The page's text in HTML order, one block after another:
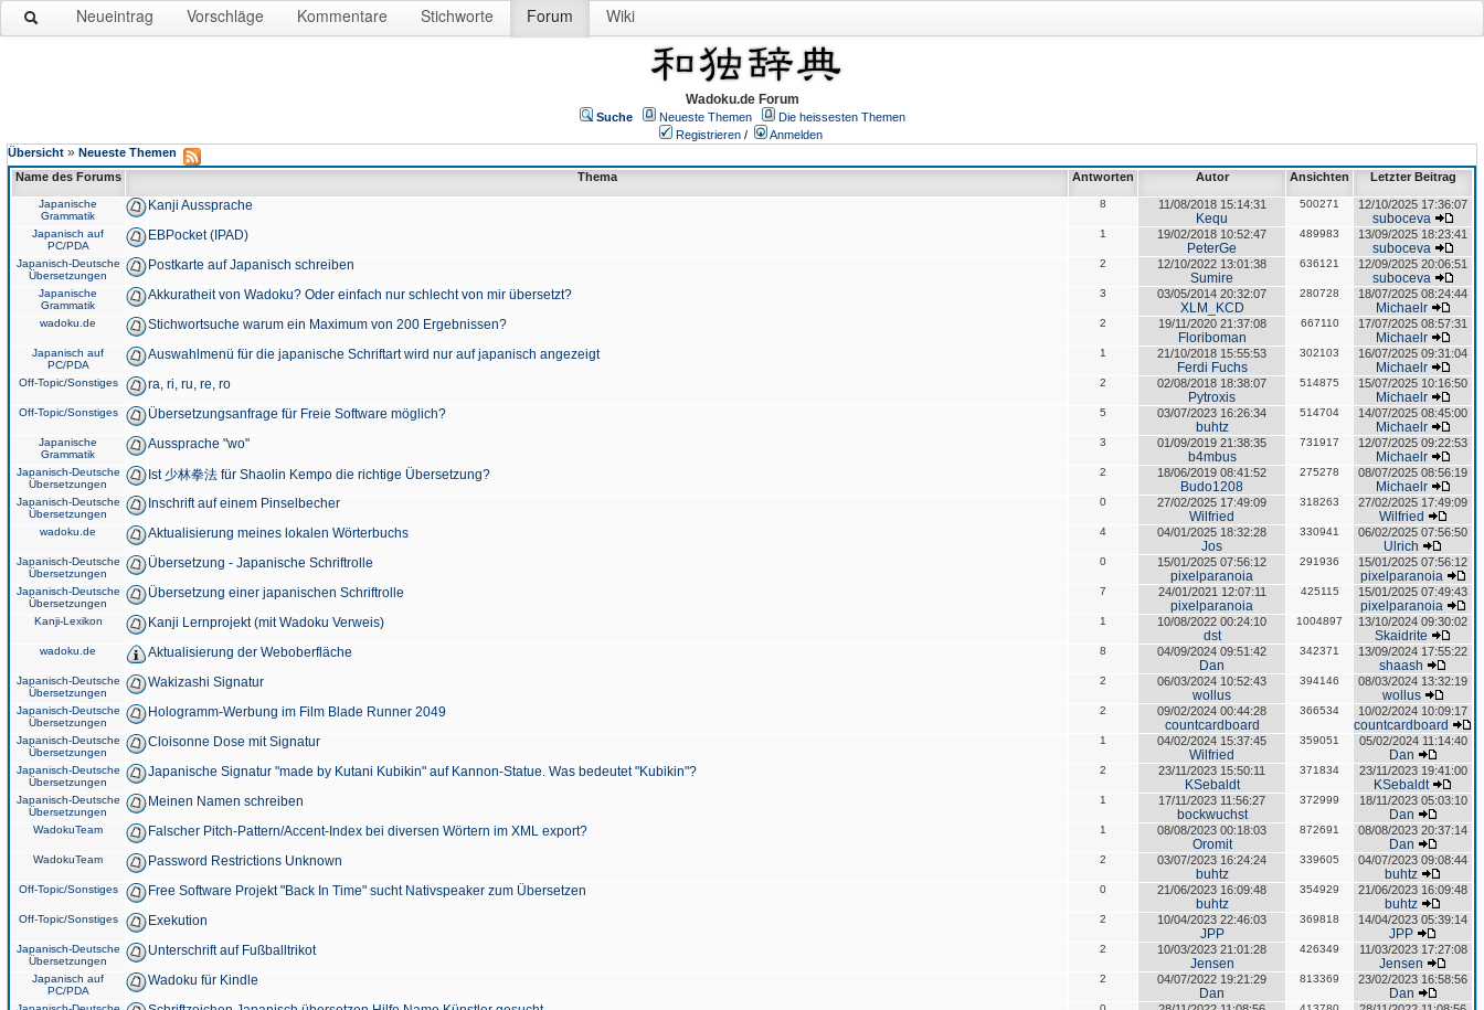
Neueintrag Vorschläge Kommentare Stichworte Forum Wiki
Wadoku.de Forum
Suche Neueste Themen
Die heissesten Themen
Registrieren /
Anmelden
Übersicht » Neueste Themen
Name des Forums
Thema Antworten Autor Ansichten Letzter Beitrag
Japanische
Grammatik
Kanji Aussprache 8 11/08/2018 15:14:31
Kequ
500271 12/10/2025 17:36:07
suboceva
Japanisch auf
PC/PDA
EBPocket (IPAD) 1 19/02/2018 10:52:47
PeterGe
489983 13/09/2025 18:23:41
suboceva
Japanisch-Deutsche
Übersetzungen
Postkarte auf Japanisch schreiben 2 12/10/2022 13:01:38
Sumire
636121 12/09/2025 20:06:51
suboceva
Japanische
Grammatik
Akkuratheit von Wadoku? Oder einfach nur schlecht von mir übersetzt? 3 03/05/2014 20:32:07
XLM_KCD
280728 18/07/2025 08:24:44
Michaelr
wadoku.de Stichwortsuche warum ein Maximum von 200 Ergebnissen? 2 19/11/2020 21:37:08
Floriboman
667110 17/07/2025 08:57:31
Michaelr
Japanisch auf
PC/PDA
Auswahlmenü für die japanische Schriftart wird nur auf japanisch angezeigt 1 21/10/2018 15:55:53
Ferdi Fuchs
302103 16/07/2025 09:31:04
Michaelr
Off-Topic/Sonstiges ra, ri, ru, re, ro 2 02/08/2018 18:38:07
Pytroxis
514875 15/07/2025 10:16:50
Michaelr
Off-Topic/Sonstiges Übersetzungsanfrage für Freie Software möglich? 5 03/07/2023 16:26:34
buhtz
514704 14/07/2025 08:45:00
Michaelr
Japanische
Grammatik
Aussprache "wo" 3 01/09/2019 21:38:35
b4mbus
731917 12/07/2025 09:22:53
Michaelr
Japanisch-Deutsche
Übersetzungen
Ist 少林拳法 für Shaolin Kempo die richtige Übersetzung? 2 18/06/2019 08:41:52
Budo1208
275278 08/07/2025 08:56:19
Michaelr
Japanisch-Deutsche
Übersetzungen
Inschrift auf einem Pinselbecher 0 27/02/2025 17:49:09
Wilfried
318263 27/02/2025 17:49:09
Wilfried
wadoku.de Aktualisierung meines lokalen Wörterbuchs 4 04/01/2025 18:32:28
Jos
330941 06/02/2025 07:56:50
Ulrich
Japanisch-Deutsche
Übersetzungen
Übersetzung - Japanische Schriftrolle 0 15/01/2025 07:56:12
pixelparanoia
291936 15/01/2025 07:56:12
pixelparanoia
Japanisch-Deutsche
Übersetzungen
Übersetzung einer japanischen Schriftrolle 7 24/01/2021 12:07:11
pixelparanoia
425115 15/01/2025 07:49:43
pixelparanoia
Kanji-Lexikon Kanji Lernprojekt (mit Wadoku Verweis) 1 10/08/2022 00:24:10
dst
1004897 13/10/2024 09:30:02
Skaidrite
wadoku.de Aktualisierung der Weboberfläche 8 04/09/2024 09:51:42
Dan
342371 13/09/2024 17:55:22
shaash
Japanisch-Deutsche
Übersetzungen
Wakizashi Signatur 2 06/03/2024 10:52:43
wollus
394146 08/03/2024 13:32:19
wollus
Japanisch-Deutsche
Übersetzungen
Hologramm-Werbung im Film Blade Runner 2049 2 09/02/2024 00:44:28
countcardboard
366534 10/02/2024 10:09:17
countcardboard
Japanisch-Deutsche
Übersetzungen
Cloisonne Dose mit Signatur 1 04/02/2024 15:37:45
Wilfried
359051 05/02/2024 11:14:40
Dan
Japanisch-Deutsche
Übersetzungen
Japanische Signatur "made by Kutani Kubikin" auf Kannon-Statue. Was bedeutet "Kubikin"? 2 23/11/2023 15:50:11
KSebaldt
371834 23/11/2023 19:41:00
KSebaldt
Japanisch-Deutsche
Übersetzungen
Meinen Namen schreiben 1 17/11/2023 11:56:27
bockwuchst
372999 18/11/2023 05:03:10
Dan
WadokuTeam Falscher Pitch-Pattern/Accent-Index bei diversen Wörtern im XML export? 1 08/08/2023 00:18:03
Oromit
872691 08/08/2023 20:37:14
Dan
WadokuTeam Password Restrictions Unknown 2 03/07/2023 16:24:24
buhtz
339605 04/07/2023 09:08:44
buhtz
Off-Topic/Sonstiges Free Software Projekt "Back In Time" sucht Nativspeaker zum Übersetzen 0 21/06/2023 16:09:48
buhtz
354929 21/06/2023 16:09:48
buhtz
Off-Topic/Sonstiges Exekution 2 10/04/2023 22:46:03
JPP
369818 14/04/2023 05:39:14
JPP
Japanisch-Deutsche
Übersetzungen
Unterschrift auf Fußballtrikot 2 10/03/2023 21:01:28
Jensen
426349 11/03/2023 17:27:08
Jensen
Japanisch auf
PC/PDA
Wadoku für Kindle 2 04/07/2022 19:21:29
Dan
813369 23/02/2023 16:58:56
Dan